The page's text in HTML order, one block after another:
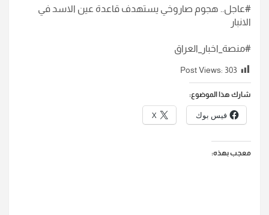
#عاجل.. هجوم صاروخي يستهدف قاعدة عين الاسد في
الانبار
#منصة_اخبار_العراق
Post Views: 303
شارك هذا الموضوع:
فيس بوك X
معجب بهذه: